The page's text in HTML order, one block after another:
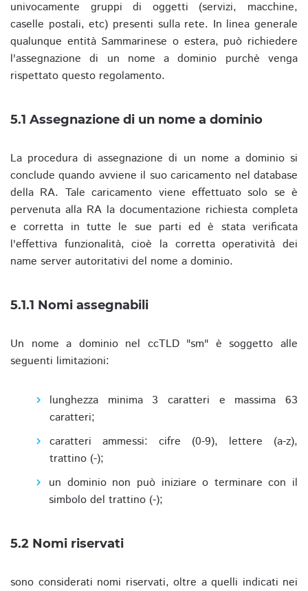
univocamente gruppi di oggetti (servizi, macchine,
caselle postali, etc) presenti sulla rete. In linea generale
qualunque entità Sammarinese o estera, può richiedere
l'assegnazione di un nome a dominio purchè venga
rispettato questo regolamento.
5.1 Assegnazione di un nome a dominio
La procedura di assegnazione di un nome a dominio si
conclude quando avviene il suo caricamento nel database
della RA. Tale caricamento viene effettuato solo se è
pervenuta alla RA la documentazione richiesta completa
e corretta in tutte le sue parti ed è stata verificata
l'effettiva funzionalità, cioè la corretta operatività dei
name server autoritativi del nome a dominio.
5.1.1 Nomi assegnabili
Un nome a dominio nel ccTLD "sm" è soggetto alle
seguenti limitazioni:
lunghezza minima 3 caratteri e massima 63
caratteri;
caratteri ammessi: cifre (0-9), lettere (a-z),
trattino (-);
un dominio non può iniziare o terminare con il
simbolo del trattino (-);
5.2 Nomi riservati
sono considerati nomi riservati, oltre a quelli indicati nei